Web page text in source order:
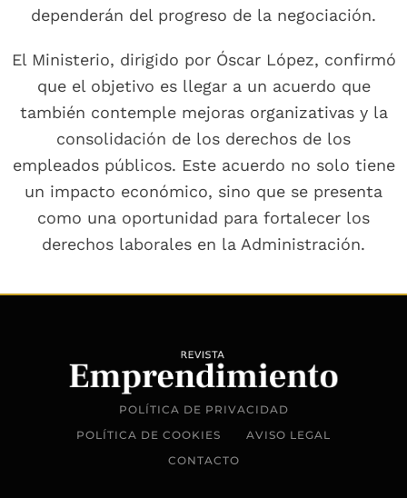
dependerán del progreso de la negociación.
El Ministerio, dirigido por Óscar López, confirmó
que el objetivo es llegar a un acuerdo que
también contemple mejoras organizativas y la
consolidación de los derechos de los
empleados públicos. Este acuerdo no solo tiene
un impacto económico, sino que se presenta
como una oportunidad para fortalecer los
derechos laborales en la Administración.
POLÍTICA DE PRIVACIDAD
POLÍTICA DE COOKIES
AVISO LEGAL
CONTACTO